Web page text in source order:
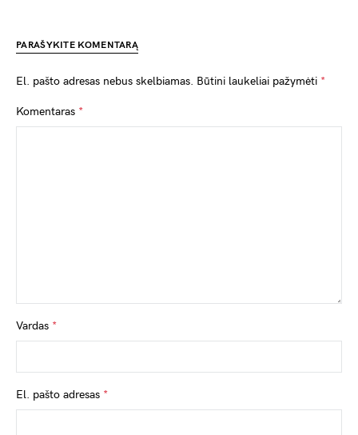
PARAŠYKITE KOMENTARĄ
El. pašto adresas nebus skelbiamas. Būtini laukeliai pažymėti *
Komentaras *
Vardas *
El. pašto adresas *